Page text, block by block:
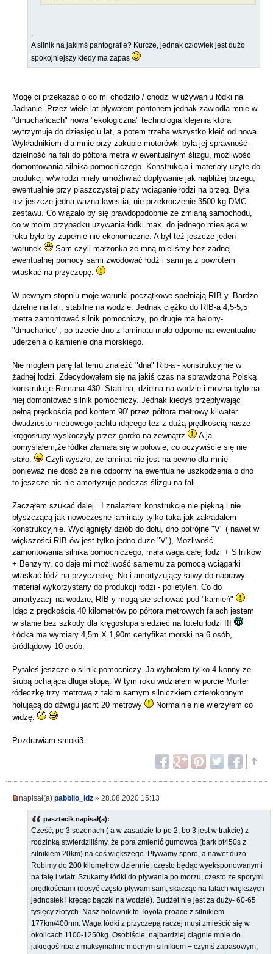
.
A silnik na jakimś pantografie? Kurcze, jednak człowiek jest dużo
spokojniejszy kiedy ma zapas
Mogę ci przekazać o co mi chodziło / chodzi w używaniu łódki na
Jadranie. Przez wiele lat pływałem pontonem jednak zawiodła mnie w
"dmuchańcach" nowa "ekologiczna" technologia klejenia która
wytrzymuje do dziesięciu lat, a potem trzeba wszystko kleić od nowa.
Wykładnikiem dla mnie przy zakupie motorówki była jej sprawność -
dzielność na fali do półtora metra w ewentualnym ślizgu, możliwość
domontowania silnika pomocniczego. Konstrukcja i materiały użyte do
produkcji w/w łodzi miały umożliwiać dopływanie jak najbliżej brzegu,
ewentualnie przy piaszczystej plaży wciąganie łodzi na brzeg. Była
też jeszcze jedna ważna kwestia, nie przekroczenie 3500 kg DMC
zestawu. Co wiązało by się prawdopodobnie ze zmianą samochodu,
co w moim przypadku używania łódki max. do jednego miesiąca w
roku było by zupełnie nie ekonomiczne. A był też jeszcze jeden
warunek
Sam czyli małżonka ze mną mieliśmy bez żadnej
ewentualnej pomocy sami zwodować łódź i sami ja z powrotem
wtaskać na przyczepę.
W pewnym stopniu moje warunki początkowe spełniają RIB-y. Bardzo
dzielne na fali, stabilne na wodzie. Jednak ciężko do RIB-a 4,5-5,5
metra zamontować silnik pomocniczy, po drugie ma balony-
"dmuchańce", po trzecie dno z laminatu mało odporne na ewentualne
uderzenia o kamienie dna morskiego.
Nie mogłem parę lat temu znaleźć "dna" Rib-a - konstrukcyjnie w
żadnej łodzi. Zdecydowałem się na jakiś czas na sprawdzoną Polską
konstrukcje Romana 430. Stabilna, dzielna na wodzie i można było na
niej domontować silnik pomocniczy. Jednak kiedyś przepływając
pełną prędkością pod kontem 90' przez półtora metrowy kilwater
dwudziesto metrowego jachtu idącego tez z dużą prędkością nasze
kręgosłupy wyskoczyły przez gardło na zewnątrz
A ja
pomyślałem,że łódka złamała się w połowie, co oczywiście się nie
stało.
Czyli wyszło, że laminat nie jest na pewno dla mnie
ponieważ nie dość że nie odporny na ewentualne uszkodzenia o dno
to jeszcze nic nie amortyzuje podczas ślizgu na fali.
Zacząłem szukać dalej.. I znalazłem konstrukcję nie piękną i nie
błyszczącą jak nowoczesne laminaty tylko taka jak zakładałem
konstrukcyjnie. Wyciągnięty dziób do dołu, dno potrójne "V" ( nawet w
większości RIB-ów jest tylko jedno duże "V"), Możliwość
zamontowania silnika pomocniczego, mała waga całej łodzi + Silników
+ Benzyny, co daje mi możliwość samemu za pomocą wciągarki
wtaskać łódź na przyczepkę. No i amortyzujący łatwy do naprawy
materiał wykorzystany do produkcji łodzi - polietylen. Co do
amortyzacji na wodzie, RIB-y mogą sie schować pod "kamień"
Idąc z prędkością 40 kilometrów po półtora metrowych falach jestem
w stanie bez szkody dla kręgosłupa siedzieć na fotelu łodzi !!!
Łódka ma wymiary 4,5m X 1,90m certyfikat morski na 6 osób,
śródlądowy 10 osób.
Pytałeś jeszcze o silnik pomocniczy. Ja wybrałem tylko 4 konny ze
śrubą pchająca długa stopą. W tym roku widziałem w porcie Murter
łódeczkę trzy metrową z takim samym silniczkiem czterokonnym
holującą do dźwigu jacht 20 metrowy
Normalnie nie wierzyłem co
widzę.
Pozdrawiam smoki3.
napisał(a) pabbllo_ldz » 28.08.2020 15:13
pasztecik napisał(a):
Cześć, po 3 sezonach ( a w zasadzie to po 2, bo 3 jest w trakcie) z
rodzinką stwierdziliśmy, że pora zmienić gumowca (bark bt450s z
silnikiem 20km) na coś większego. Pływamy sporo, a nawet dużo.
Robimy do 200 kilometrów dziennie, często będąc wyeksponowanymi
na falę i wiatr. Szukamy łódki do pływania po morzu, często ze sporymi
prędkościami (dosyć często pływam sam, skacząc na falach większych
jednostek i kręcąc bączki na wodzie). Budżet nie jest za duży- 60-65
tysięcy złotych. Nasz holownik to Toyota proace z silnikiem
177km/400nm. Waga łódki z przyczepą raczej musi zmieścić się w
okolicach 1100-1250kg. Osobiście, najbardziej ciągnie mnie do
jakiegoś riba z maksymalnie mocnym silnikiem + czymś zapasowym,